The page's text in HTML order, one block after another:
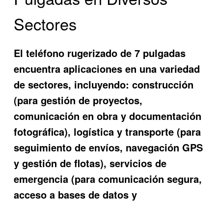
Sectores
El teléfono rugerizado de 7 pulgadas
encuentra aplicaciones en una variedad
de sectores, incluyendo: construcción
(para gestión de proyectos,
comunicación en obra y documentación
fotográfica), logística y transporte (para
seguimiento de envíos, navegación GPS
y gestión de flotas), servicios de
emergencia (para comunicación segura,
acceso a bases de datos y